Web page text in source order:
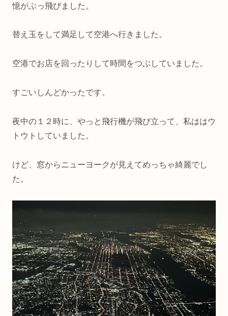
憶がぶっ飛びました。
替え玉をして満足して空港へ行きました。
空港でお店を回ったりして時間をつぶしていました。
すごいしんどかったです。
夜中の１２時に、やっと飛行機が飛び立って、私ははウ
トウトしていました。
けど、窓からニューヨークが見えてめっちゃ綺麗でし
た。